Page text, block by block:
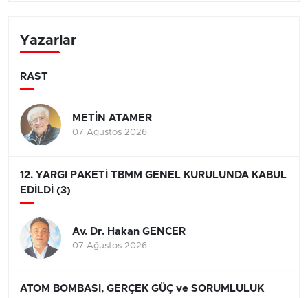
Yazarlar
RAST
METİN ATAMER
07 Ağustos 2026
12. YARGI PAKETİ TBMM GENEL KURULUNDA KABUL
EDİLDİ (3)
Av. Dr. Hakan GENCER
07 Ağustos 2026
ATOM BOMBASI, GERÇEK GÜÇ ve SORUMLULUK